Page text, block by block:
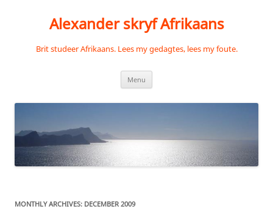
Alexander skryf Afrikaans
Brit studeer Afrikaans. Lees my gedagtes, lees my foute.
Menu
MONTHLY ARCHIVES: DECEMBER 2009